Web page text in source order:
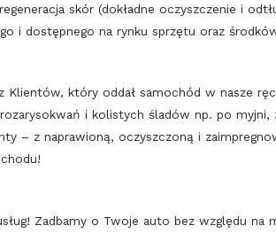
skór (dokładne oczyszczenie i
i dostępnego na rynku sprzętu oraz
Klientów, który oddał samochód w nasze
i kolistych śladów np. po myjni,
– z naprawioną, oczyszczoną i
Zadbamy o Twoje auto bez względu na